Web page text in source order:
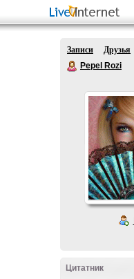
Записи Друзья
Pepel Rozi
Цитатник